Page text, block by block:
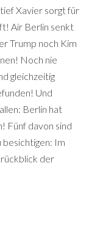
Xavier sorgt für
Air Berlin senkt
Trump noch Kim
Noch nie
gleichzeitig
Und
Berlin hat
Fünf davon sind
besichtigen: Im
der